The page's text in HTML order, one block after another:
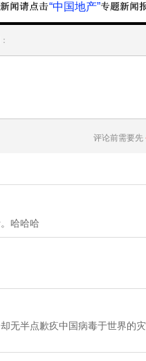
“中国地产”
评论前需要先
哈哈哈
无半点歉疚中国病毒于世界的